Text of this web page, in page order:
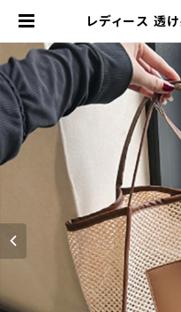
レディース 透
容量 軽量 エ